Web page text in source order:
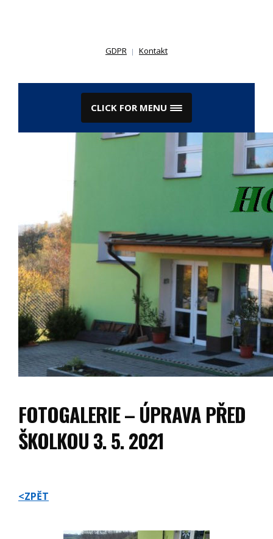
GDPR Kontakt
CLICK FOR MENU
FOTOGALERIE – ÚPRAVA PŘED
ŠKOLKOU 3. 5. 2021
<ZPĚT